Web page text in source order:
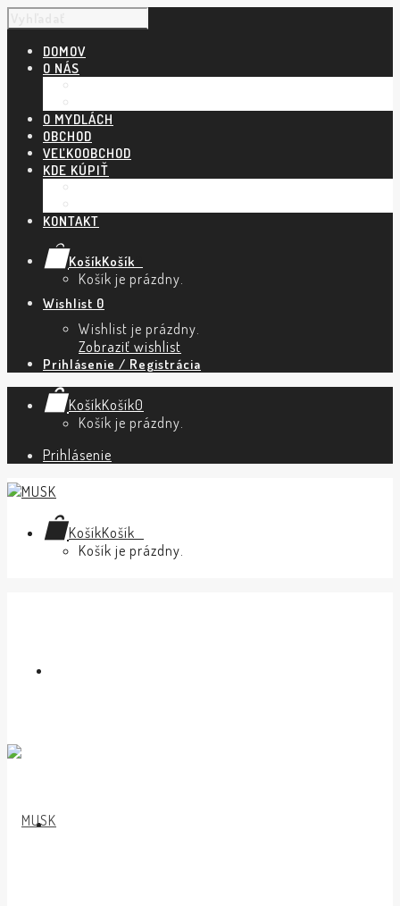
DOMOV
O NÁS
O MYDLÁCH
OBCHOD
VEĽKOOBCHOD
KDE KÚPIŤ
KONTAKT
KošíkKošík
Košík je prázdny.
Wishlist 0
Wishlist je prázdny.
Zobraziť wishlist
Prihlásenie / Registrácia
KošíkKošík0
Košík je prázdny.
Prihlásenie
KošíkKošík
Košík je prázdny.